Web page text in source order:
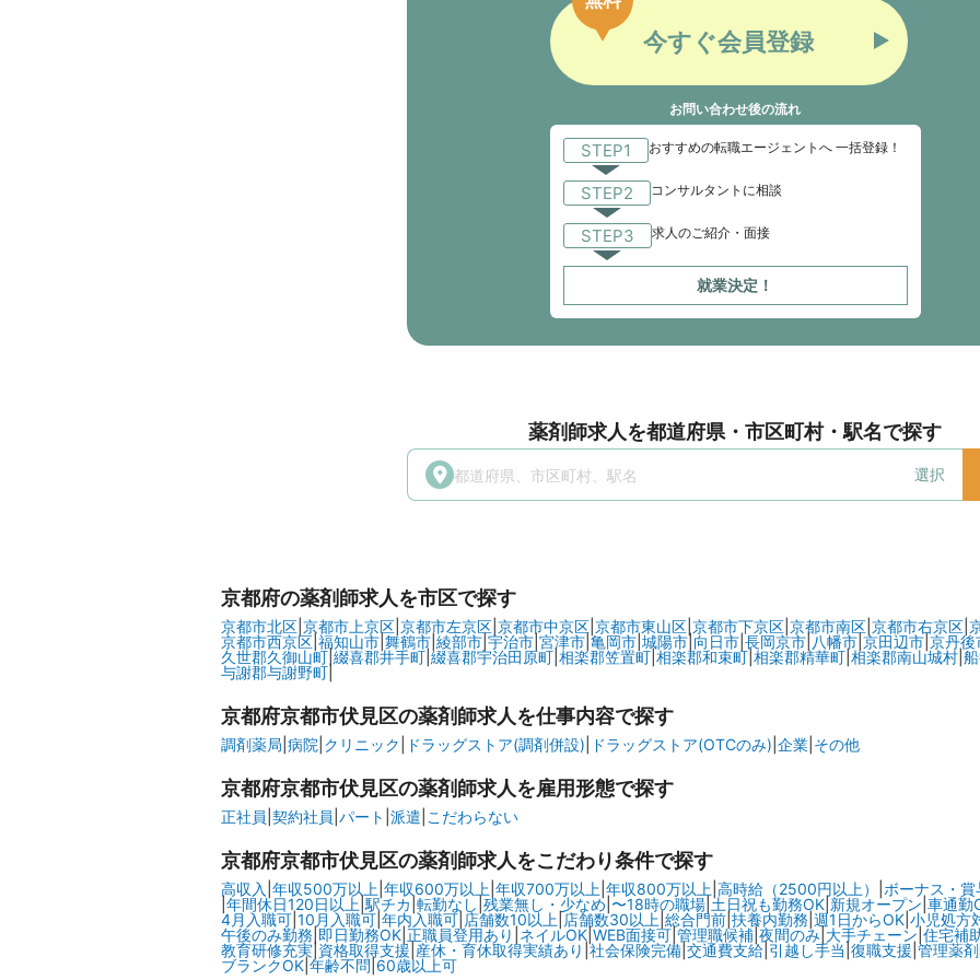
今すぐ会員登録
お問い合わせ後の流れ
STEP1 おすすめの転職エージェントへ 一括登録！
STEP2 コンサルタントに相談
STEP3 求人のご紹介・面接
就業決定！
薬剤師求人を都道府県・市区町村・駅名で探す
選択
京都府の薬剤師求人を市区で探す
京都市北区| 京都市上京区| 京都市左京区| 京都市中京区| 京都市東山区| 京都市下京区| 京都市南区| 京都市右京区|
京都市西京区| 福知山市| 舞鶴市| 綾部市| 宇治市| 宮津市| 亀岡市| 城陽市| 向日市| 長岡京市| 八幡市| 京田辺市| 京丹後
久世郡久御山町| 綴喜郡井手町| 綴喜郡宇治田原町| 相楽郡笠置町| 相楽郡和束町| 相楽郡精華町| 相楽郡南山城村|
与謝郡与謝野町|
京都府京都市伏見区の薬剤師求人を仕事内容で探す
調剤薬局 病院 クリニック ドラッグストア(調剤併設) ドラッグストア(OTCのみ) 企業| その他
京都府京都市伏見区の薬剤師求人を雇用形態で探す
正社員 契約社員 パート 派遣 こだわらない
京都府京都市伏見区の薬剤師求人をこだわり条件で探す
高収入 年収500万以上 年収600万以上 年収700万以上 年収800万以上 高時給（2500円以上）
ボーナス・賞
年間休日120日以上 駅チカ 転勤なし 残業無し・少なめ 〜18時の職場| 土日祝も勤務OK| 新規オープン 車通勤
4月入職可| 10月入職可| 年内入職可| 店舗数10以上 |店舗数30以上 総合門前| 扶養内勤務 週1日からOK| 小児処方
午後のみ勤務 即日勤務OK| 正職員登用あり ネイルOK| WEB面接可| 管理職候補| 夜間のみ| 大手チェーン 住宅補
教育研修充実|資格取得支援 産休・育休取得実績あり |社会保険完備| 交通費支給| 引越し手当 復職支援 管理薬
ブランクOK| 年齢不問 60歳以上可